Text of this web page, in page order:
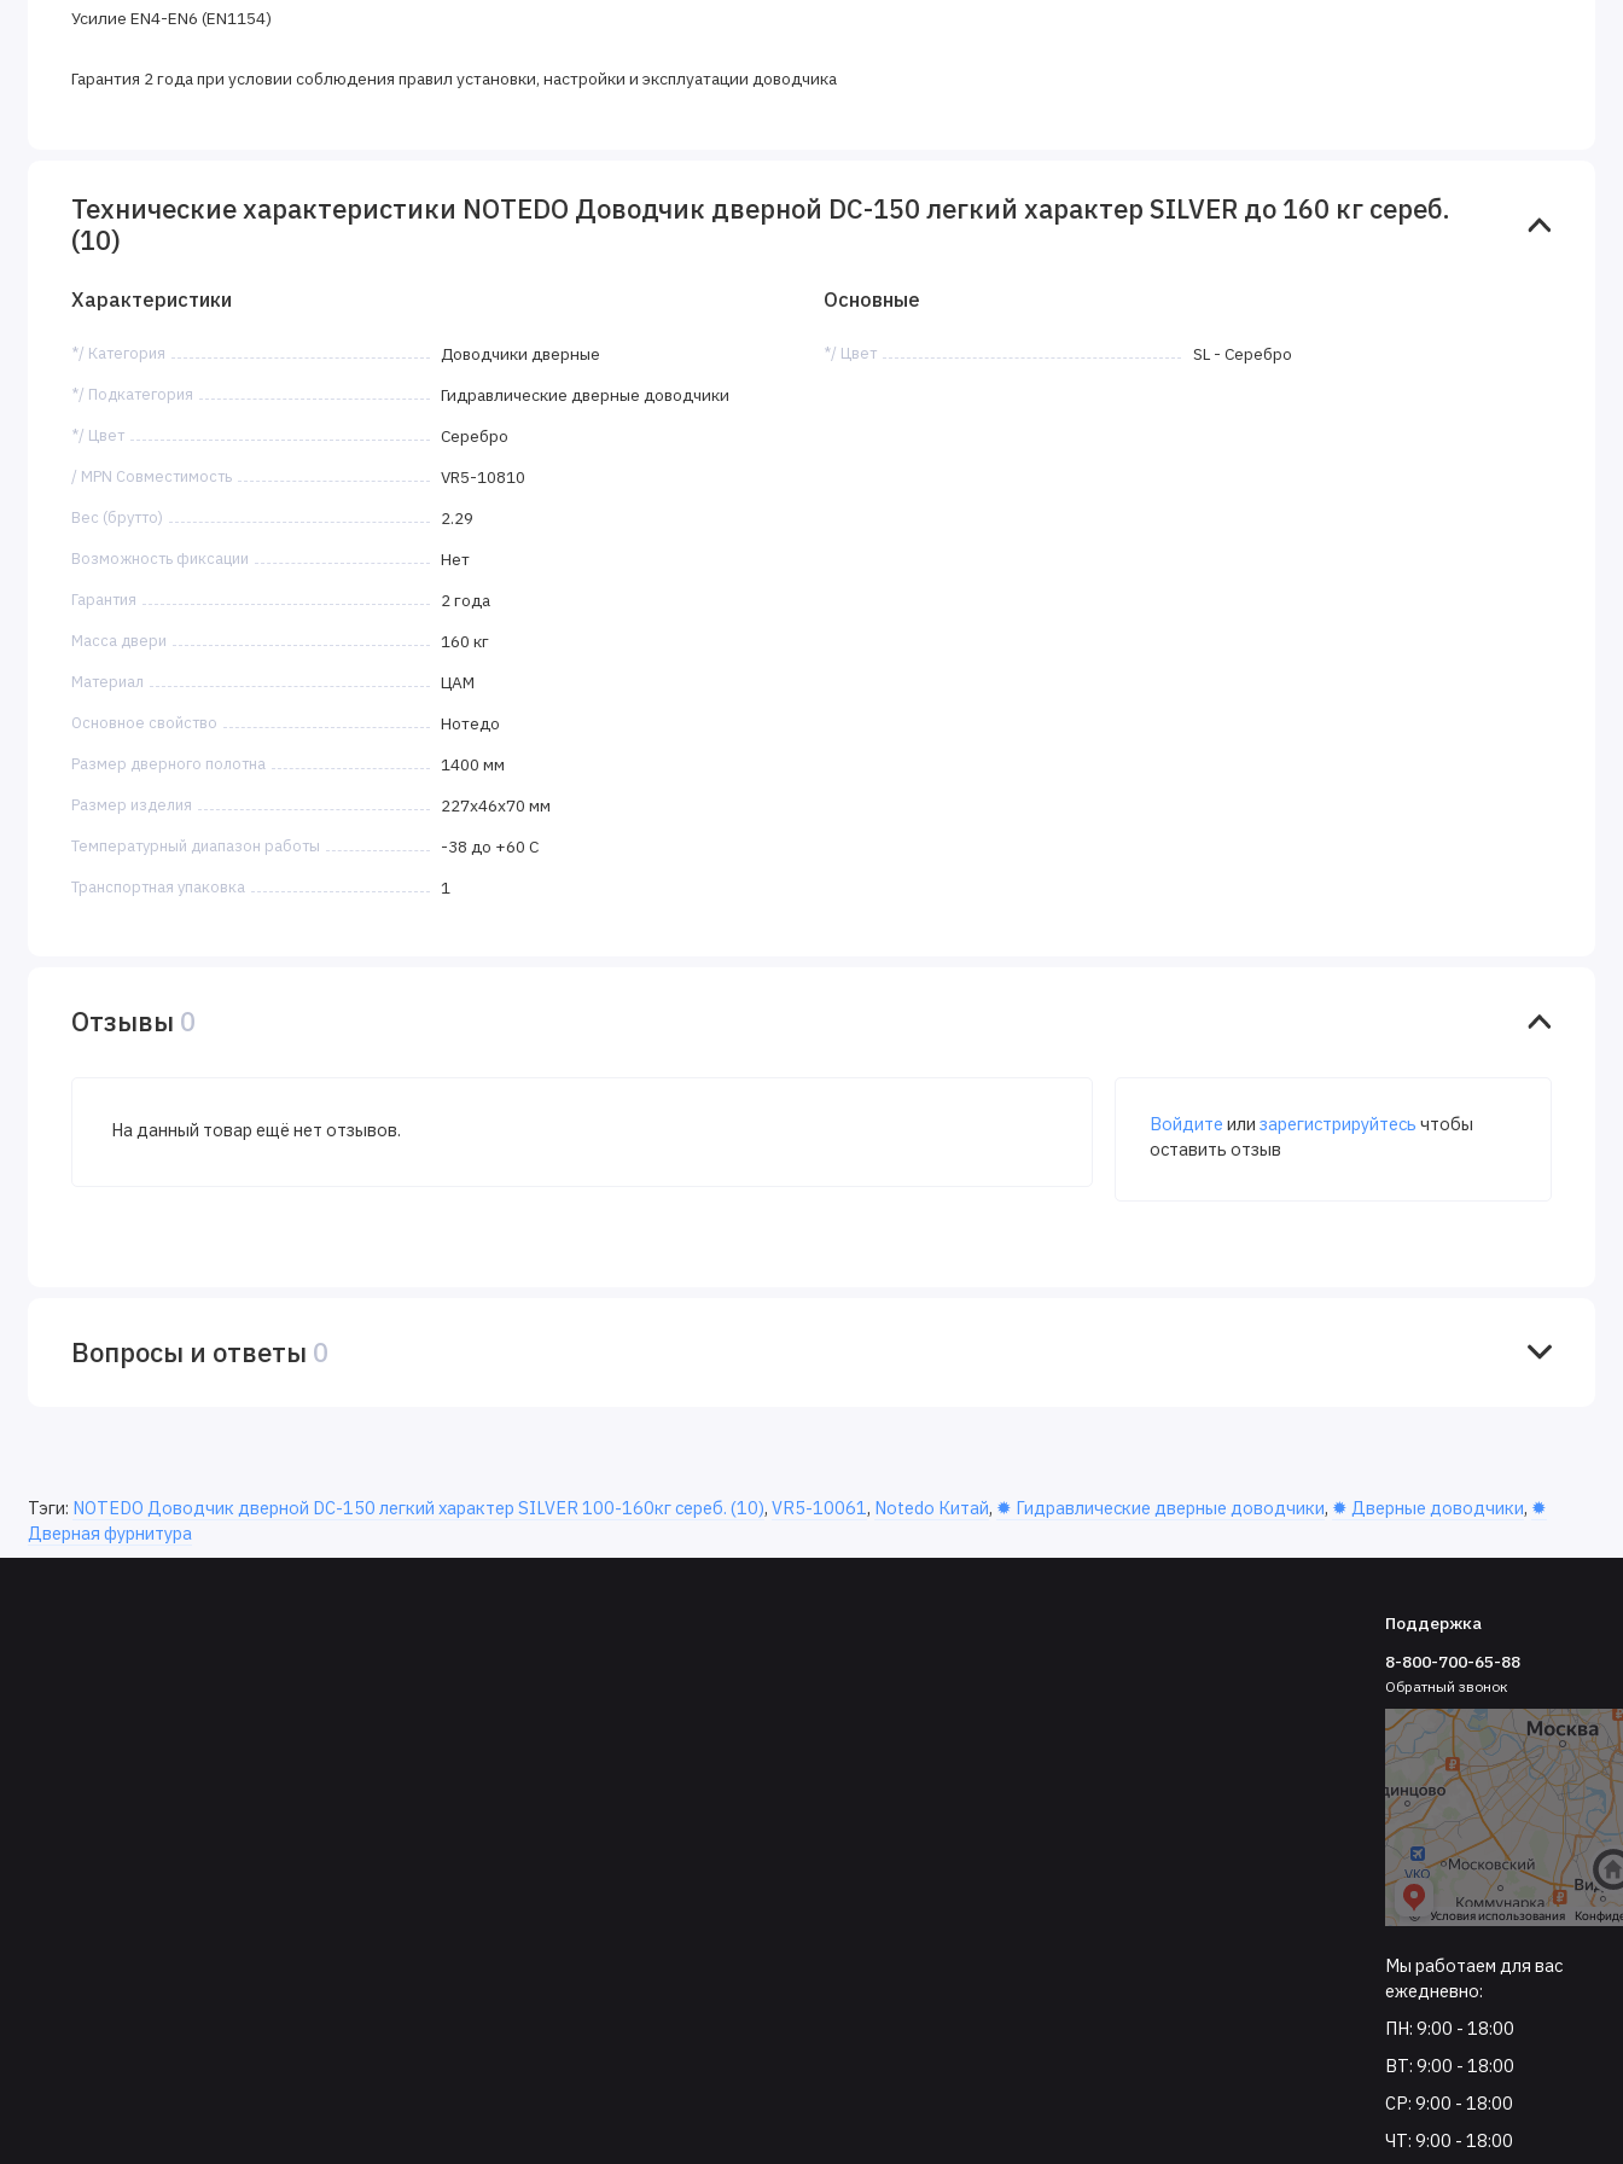
Усилие EN4-EN6 (EN1154)
Гарантия 2 года при условии соблюдения правил установки, настройки и эксплуатации доводчика
Технические характеристики NOTEDO Доводчик дверной DC-150 легкий характер SILVER до 160 кг сереб.
(10)
Характеристики
*/ Категория Доводчики дверные
*/ Подкатегория Гидравлические дверные доводчики
*/ Цвет Серебро
/ MPN Совместимость VR5-10810
Вес (брутто) 2.29
Возможность фиксации Нет
Гарантия 2 года
Масса двери 160 кг
Материал ЦАМ
Основное свойство Нотедо
Размер дверного полотна 1400 мм
Размер изделия 227x46x70 мм
Температурный диапазон работы -38 до +60 С
Транспортная упаковка 1
Основные
*/ Цвет SL - Серебро
Отзывы 0
На данный товар ещё нет отзывов. Войдите или зарегистрируйтесь чтобы
оставить отзыв
Вопросы и ответы 0
Тэги: NOTEDO Доводчик дверной DC-150 легкий характер SILVER 100-160кг сереб. (10), VR5-10061, Notedo Китай, ✹ Гидравлические дверные доводчики, ✹ Дверные доводчики, ✹
Дверная фурнитура
Поддержка
8-800-700-65-88
Обратный звонок
Мы работаем для вас
ежедневно:
ПН: 9:00 - 18:00
ВТ: 9:00 - 18:00
СР: 9:00 - 18:00
ЧТ: 9:00 - 18:00